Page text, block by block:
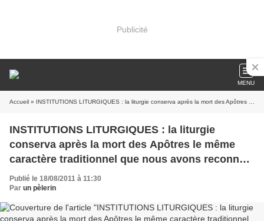
Publicité
MENU
Accueil » INSTITUTIONS LITURGIQUES : la liturgie conserva après la mort des Apôtres le même caractère traditionnel que nous avons reconnu en elle lorsqu'ils vivaient encore
INSTITUTIONS LITURGIQUES : la liturgie
conserva après la mort des Apôtres le même
caractère traditionnel que nous avons reconnu
en elle lorsqu'ils vivaient encore
Publié le 18/08/2011 à 11:30
Par un pèlerin